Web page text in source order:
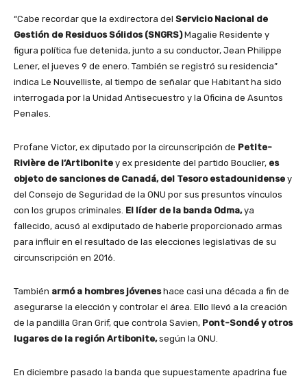
“Cabe recordar que la exdirectora del Servicio Nacional de
Gestión de Residuos Sólidos (SNGRS)Magalie Residente y
figura política fue detenida, junto a su conductor, Jean Philippe
Lener, el jueves 9 de enero. También se registró su residencia”
indica Le Nouvelliste, al tiempo de señalar que Habitant ha sido
interrogada por la Unidad Antisecuestro y la Oficina de Asuntos
Penales.
Profane Victor, ex diputado por la circunscripción de Petite-
Rivière de l’Artibonite y ex presidente del partido Bouclier, es
objeto de sanciones de Canadá, del Tesoro estadounidense y
del Consejo de Seguridad de la ONU por sus presuntos vínculos
con los grupos criminales. El líder de la banda Odma,ya
fallecido, acusó al exdiputado de haberle proporcionado armas
para influir en el resultado de las elecciones legislativas de su
circunscripción en 2016.
También armó a hombres jóveneshace casi una década a fin de
asegurarse la elección y controlar el área. Ello llevó a la creación
de la pandilla Gran Grif, que controla Savien, Pont-Sondé y otros
lugares de la región Artibonite,según la ONU.
En diciembre pasado la banda que supuestamente apadrina fue